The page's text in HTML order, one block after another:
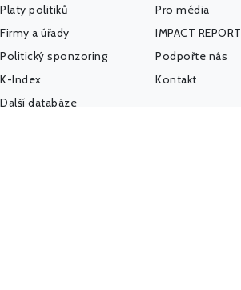
Platy politiků
Firmy a úřady
Politický sponzoring
K-Index
Další databáze
Pro média
IMPACT REPORT
Podpořte nás
Kontakt